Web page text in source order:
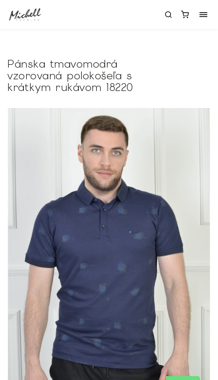
Pánska tmavomodrá
vzorovaná polokošeľa s
krátkym rukávom 18220